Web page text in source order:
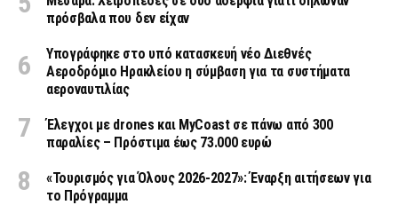
πρόσβαλα που δεν είχαν
Υπογράφηκε στο υπό κατασκευή νέο Διεθνές
Αεροδρόμιο Ηρακλείου η σύμβαση για τα συστήματα
αεροναυτιλίας
Έλεγχοι με drones και MyCoast σε πάνω από 300
παραλίες – Πρόστιμα έως 73.000 ευρώ
«Τουρισμός για Όλους 2026-2027»: Έναρξη αιτήσεων για
το Πρόγραμμα